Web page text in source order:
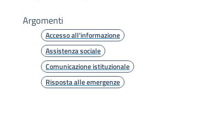
Argomenti
Accesso all'informazione
Assistenza sociale
Comunicazione istituzionale
Risposta alle emergenze